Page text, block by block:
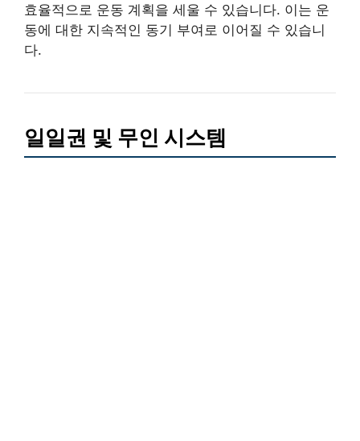
효율적으로 운동 계획을 세울 수 있습니다. 이는 운
동에 대한 지속적인 동기 부여로 이어질 수 있습니
다.
일일권 및 무인 시스템